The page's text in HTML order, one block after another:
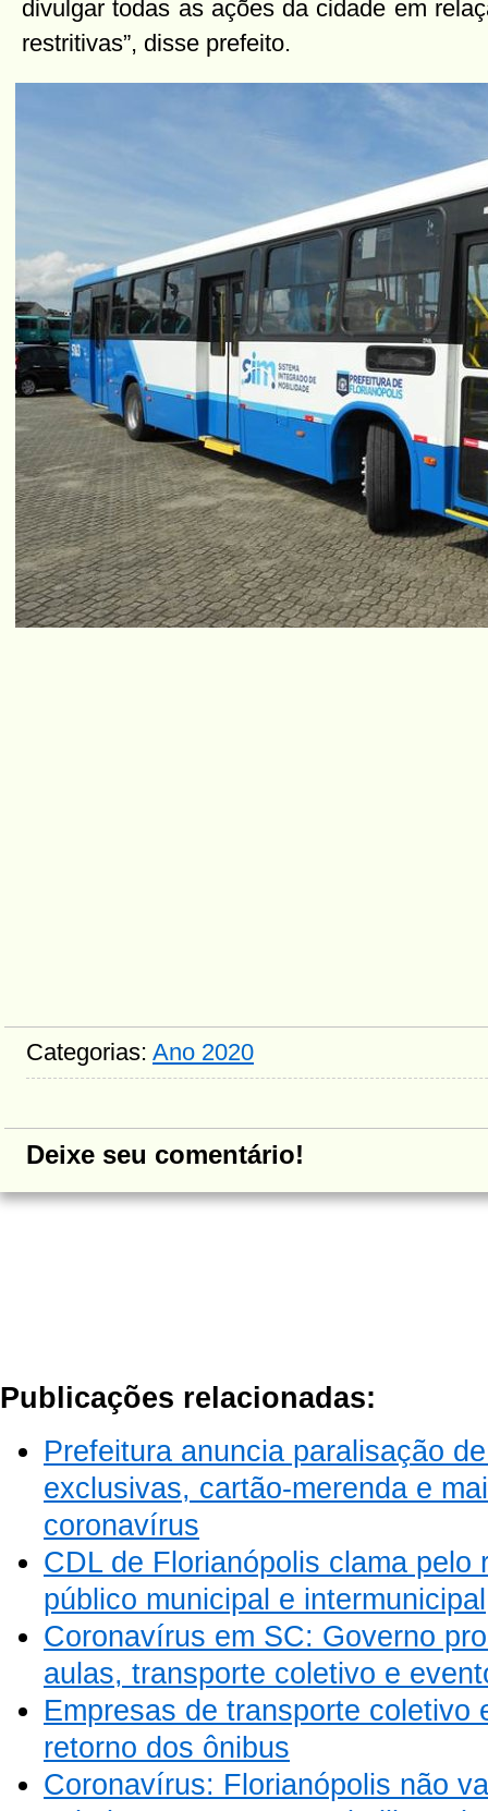
divulgar todas as ações da cidade em
restritivas”, disse prefeito.
Categorias: Ano 2020
Deixe seu comentário!
Publicações relacionadas:
Prefeitura anuncia paralisação
exclusivas, cartão-merenda e
coronavírus
CDL de Florianópolis clama pelo
público municipal e intermunicipal
Coronavírus em SC: Governo
aulas, transporte coletivo e
Empresas de transporte coletivo
retorno dos ônibus
Coronavírus: Florianópolis não